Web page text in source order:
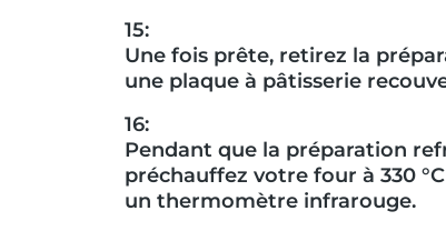
15:
Une fois prête, retirez la
une plaque à pâtisserie
16:
Pendant que la préparation
préchauffez votre four à 330
un thermomètre infrarouge.